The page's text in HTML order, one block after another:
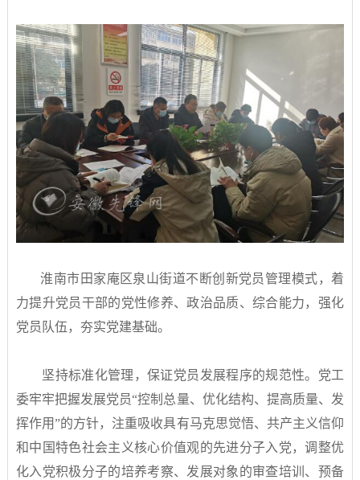
淮南市田家庵区泉山街道不断创新党员管理模式，着
力提升党员干部的党性修养、政治品质、综合能力，强化
党员队伍，夯实党建基础。
坚持标准化管理，保证党员发展程序的规范性。党工
委牢牢把握发展党员“控制总量、优化结构、提高质量、发
挥作用”的方针，注重吸收具有马克思觉悟、共产主义信仰
和中国特色社会主义核心价值观的先进分子入党，调整优
化入党积极分子的培养考察、发展对象的审查培训、预备